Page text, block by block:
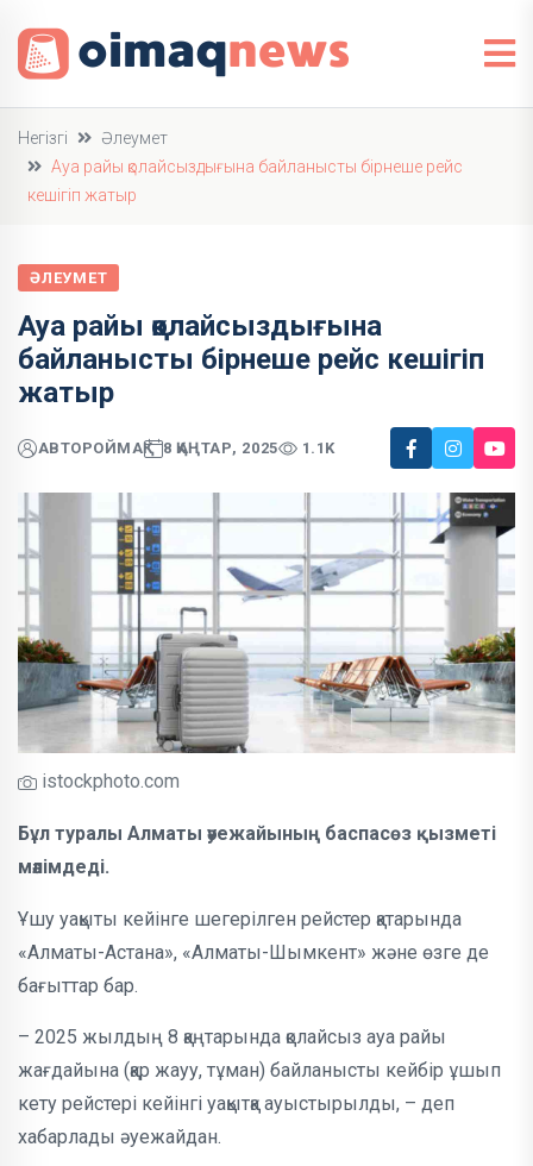
Негізгі
Әлеумет
Ауа райы қолайсыздығына байланысты бірнеше рейс
кешігіп жатыр
ӘЛЕУМЕТ
Ауа райы қолайсыздығына
байланысты бірнеше рейс кешігіп
жатыр
АВТОРОЙМАҚ 8 ҚАҢТАР, 2025 1.1K
istockphoto.com
Бұл туралы Алматы әуежайының баспасөз қызметі
мәлімдеді.
Ұшу уақыты кейінге шегерілген рейстер қатарында
«Алматы-Астана», «Алматы-Шымкент» және өзге де
бағыттар бар.
– 2025 жылдың 8 қаңтарында қолайсыз ауа райы
жағдайына (қар жауу, тұман) байланысты кейбір ұшып
кету рейстері кейінгі уақытқа ауыстырылды, – деп
хабарлады әуежайдан.